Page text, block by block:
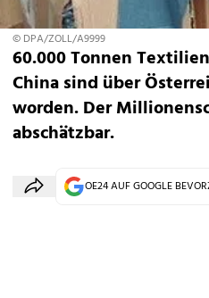
© DPA/ZOLL/A9999
60.000 Tonnen
China sind über
worden. Der
abschätzbar.
OE24 AUF GOOGLE